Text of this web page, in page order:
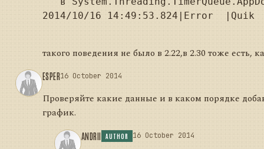
2014/10/16 14:49:53.824|Error  |Quik
такого поведения не было в 2.22,в 2.30 тоже
ESPER16 October 2014
Проверяйте какие данные и в каком порядке
график.
ANDRII AUTHOR 16 October 2014